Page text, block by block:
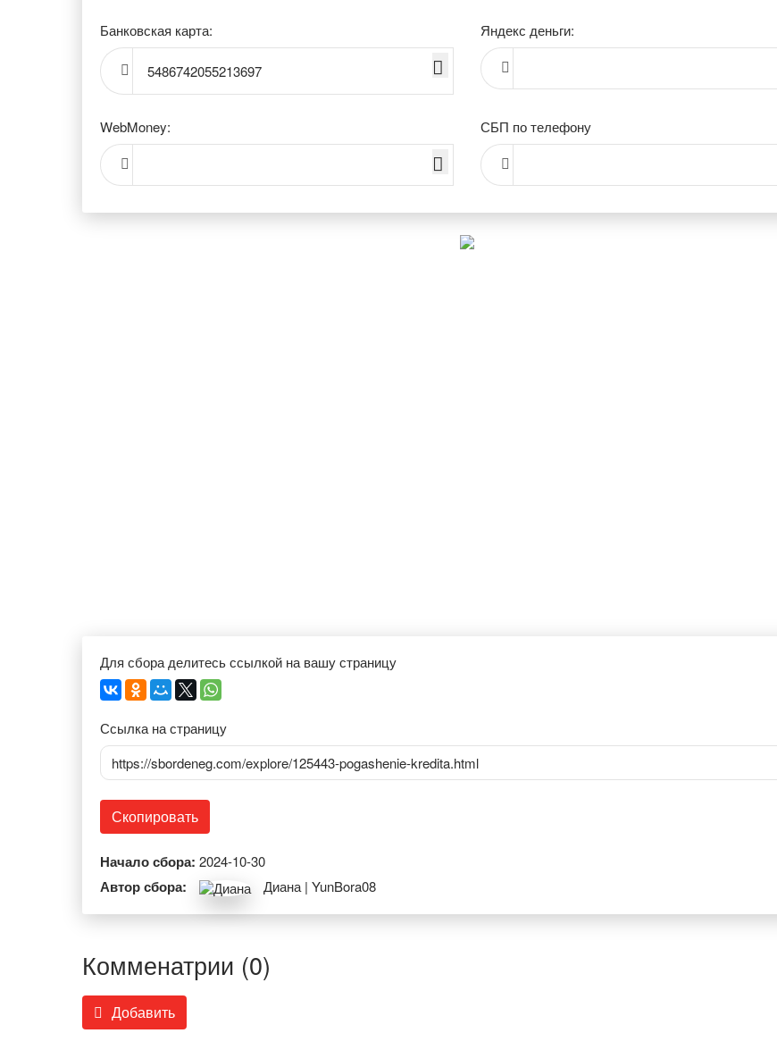
Банковская карта:
5486742055213697
Яндекс деньги:
WebMoney: СБП по телефону
Для сбора делитесь ссылкой на вашу страницу
Ссылка на страницу
https://sbordeneg.com/explore/125443-pogashenie-kredita.html
Скопировать
Начало сбора: 2024-10-30
Автор сбора: Диана | YunBora08
Комменатрии (0)
Добавить